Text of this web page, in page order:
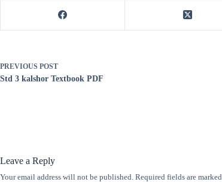
PREVIOUS POST
Std 3 kalshor Textbook PDF
Leave a Reply
Your email address will not be published. Required fields are marked